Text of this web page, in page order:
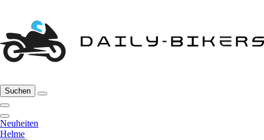
Suchen
Neuheiten
Helme